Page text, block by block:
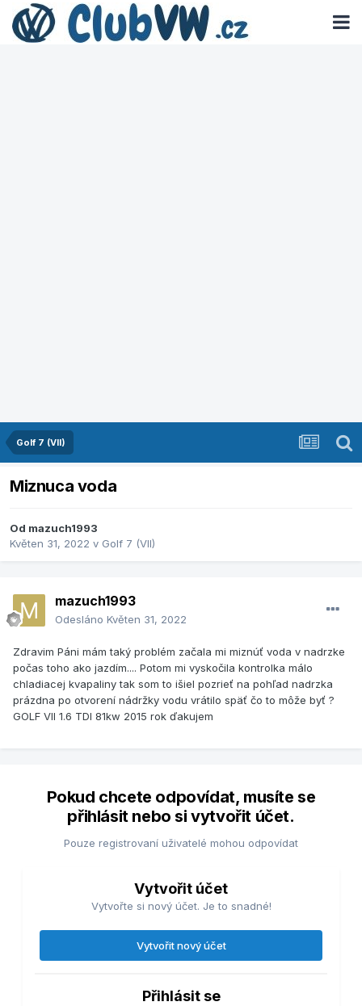
Golf 7 (VII)
Miznuca voda
Od mazuch1993
Květen 31, 2022 v Golf 7 (VII)
mazuch1993
Odesláno Květen 31, 2022
Zdravim Páni mám taký problém začala mi miznúť voda v nadrzke
počas toho ako jazdím.... Potom mi vyskočila kontrolka málo
chladiacej kvapaliny tak som to išiel pozrieť na pohľad nadrzka
prázdna po otvorení nádržky vodu vrátilo späť čo to môže byť ?
GOLF VII 1.6 TDI 81kw 2015 rok ďakujem
Pokud chcete odpovídat, musíte se
přihlásit nebo si vytvořit účet.
Pouze registrovaní uživatelé mohou odpovídat
Vytvořit účet
Vytvořte si nový účet. Je to snadné!
Vytvořit nový účet
Přihlásit se